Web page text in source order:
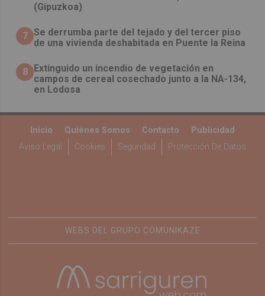
(Gipuzkoa)
7 Se derrumba parte del tejado y del tercer piso
de una vivienda deshabitada en Puente la Reina
8
Extinguido un incendio de vegetación en
campos de cereal cosechado junto a la NA-134,
en Lodosa
Inicio Quiénes Somos Contacto
Publicidad
Aviso Legal
Cookies Seguridad Protección De Datos
WEBS DEL GRUPO COMUNIKAZE